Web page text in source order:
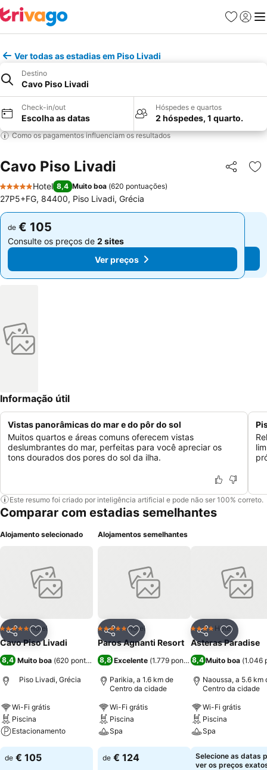
Favoritos
Iniciar
Ver todas as estadias em Piso Livadi
Destino
Cavo Piso Livadi
Check-in/out
Escolha as datas
Hóspedes e quartos
2 hóspedes, 1 quarto.
Como os pagamentos influenciam os resultados
Cavo Piso Livadi Partilhar
5 Estrelas
Hotel 8,4 Muito boa (620 pontuações)
27P5+FG, 84400, Piso Livadi, Grécia
de € 105
Consulte os preços de 2 sites
Ver preços
de € 105
Consulte os preços de 2 sites
Ver preços
Informação útil
Vistas panorâmicas do mar e do pôr do sol
Muitos quartos e áreas comuns oferecem vistas
deslumbrantes do mar, perfeitas para você apreciar os
tons dourados dos pores do sol da ilha.
Este resumo foi criado por inteligência artificial e pode não ser 100% correto.
Comparar com estadias semelhantes
Alojamento selecionado
PartilharAdicionar aos favoritos
5 EstrelasHotel
Cavo Piso Livadi
8,4 Muito boa (620 pontuações)
Piso Livadi, Grécia
Wi-Fi grátis
Piscina
Estacionamento
Ver preços
de € 105
Alojamentos semelhantes
PartilharAdicionar aos favoritos
5 EstrelasHotel
Paros Agnanti Resort
8,8 Excelente (1.779 pontuações)
Parikia, a 1.6 km de
Centro da cidade
Wi-Fi grátis
Piscina
Spa
Ver preços
de € 124
Partilhar
4 EstrelasHotel
Asteras Paradise
8,4 Muito boa (1.046
Naoussa, a 5.6 km
Centro da cidade
Wi-Fi grátis
Piscina
Spa
Ver preços
Selecione as datas
ver os preços